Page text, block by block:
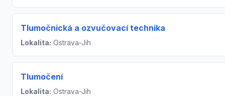
Tlumočnická a ozvučovací technika
Lokalita: Ostrava-Jih
Tlumočení
Lokalita: Ostrava-Jih